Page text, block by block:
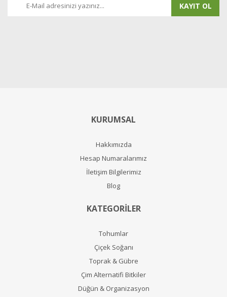
KAYIT OL
KURUMSAL
Hakkımızda
Hesap Numaralarımız
İletişim Bilgilerimiz
Blog
KATEGORİLER
Tohumlar
Çiçek Soğanı
Toprak & Gübre
Çim Alternatifi Bitkiler
Düğün & Organizasyon